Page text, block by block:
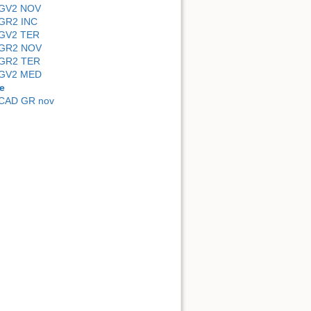
NOV
INC
TER
NOV
TER
MED
GR nov